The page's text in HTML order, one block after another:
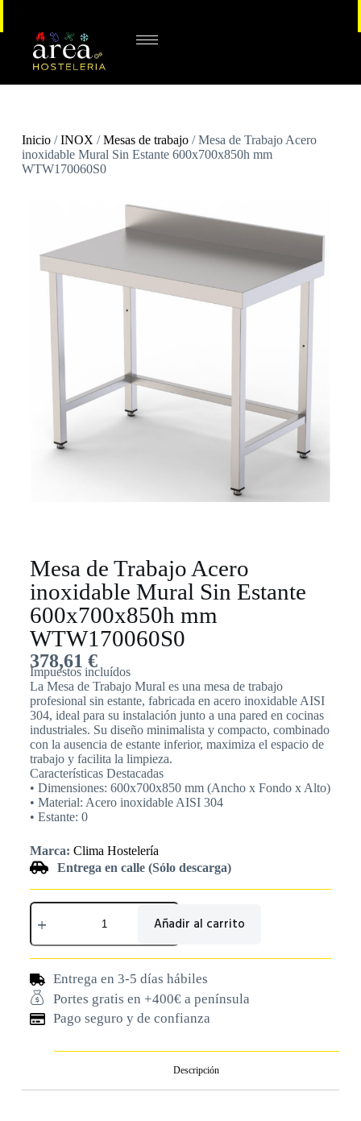
Inicio/INOX /Mesas de trabajo/ Mesa de Trabajo Acero
inoxidable Mural Sin Estante 600x700x850h mm
WTW170060S0
Mesa de Trabajo Acero
inoxidable Mural Sin Estante
600x700x850h mm
WTW170060S0
378,61 €
Impuestos incluídos
La Mesa de Trabajo Mural es una mesa de trabajo
profesional sin estante, fabricada en acero inoxidable AISI
304, ideal para su instalación junto a una pared en cocinas
industriales. Su diseño minimalista y compacto, combinado
con la ausencia de estante inferior, maximiza el espacio de
trabajo y facilita la limpieza.
Características Destacadas
• Dimensiones: 600x700x850 mm (Ancho x Fondo x Alto)
• Material: Acero inoxidable AISI 304
• Estante: 0
Marca: Clima Hostelería
Entrega en calle (Sólo descarga)
Añadir al carrito
Entrega en 3-5 días hábiles
Portes gratis en +400€ a península
Pago seguro y de confianza
Descripción